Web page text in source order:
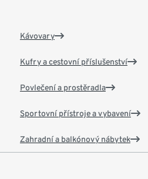
Kávovary
Kufry a cestovní příslušenství
Povlečení a prostěradla
Sportovní přístroje a vybavení
Zahradní a balkónový nábytek